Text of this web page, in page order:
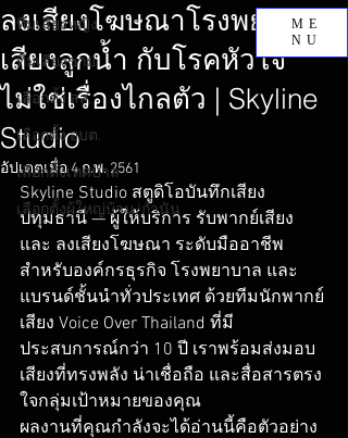
ME
NU
ทีมเสียงหญิง
ทีมเสียงชาย
เลือกตั้ง สส.
เลือกตั้ง อบต.
เลือกตั้งเทศบาล
เลือกตั้งผู้ใหญ่บ้าน/กำนัน
ลงเสียงโฆษณาโรงพยาบาล:
เสียงลูกน้ำ กับโรคหัวใจ
ไม่ใช่เรื่องไกลตัว | Skyline
Studio
อัปเดตเมื่อ4 ก.พ. 2561
Skyline Studio สตูดิโอบันทึกเสียง
ปทุมธานี — ผู้ให้บริการ รับพากย์เสียง
และ ลงเสียงโฆษณา ระดับมืออาชีพ
สำหรับองค์กรธุรกิจ โรงพยาบาล และ
แบรนด์ชั้นนำทั่วประเทศ ด้วยทีมนักพากย์
เสียง Voice Over Thailand ที่มี
ประสบการณ์กว่า 10 ปี เราพร้อมส่งมอบ
เสียงที่ทรงพลัง น่าเชื่อถือ และสื่อสารตรง
ใจกลุ่มเป้าหมายของคุณ
ผลงานที่คุณกำลังจะได้อ่านนี้คือตัวอย่าง